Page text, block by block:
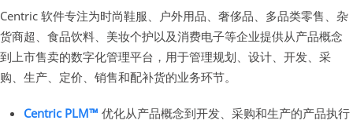
Centric 软件专注为时尚鞋服、户外用品、奢侈品、多品类零售、杂
货商超、食品饮料、美妆个护以及消费电子等企业提供从产品概念
到上市售卖的数字化管理平台，用于管理规划、设计、开发、采
购、生产、定价、销售和配补货的业务环节。
Centric PLM™ 优化从产品概念到开发、采购和生产的产品执行